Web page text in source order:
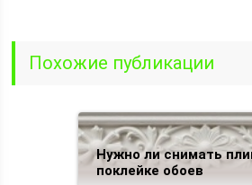
Похожие публикации
Нужно ли снимать
поклейке обоев